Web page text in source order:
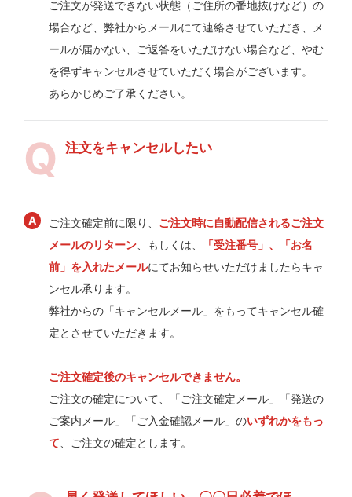
ご注文が発送できない状態（ご住所の番地抜けなど）の
場合など、弊社からメールにて連絡させていただき、メ
ールが届かない、ご返答をいただけない場合など、やむ
を得ずキャンセルさせていただく場合がございます。
あらかじめご了承ください。
注文をキャンセルしたい
ご注文確定前に限り、 ご注文時に自動配信されるご注文
メールのリターン、もしくは、
「受注番号」、「お名
前」を入れたメールにてお知らせいただけましたらキャ
ンセル承ります。
弊社からの「キャンセルメール」をもってキャンセル確
定とさせていただきます。
ご注文確定後のキャンセルできません。
ご注文の確定について、「ご注文確定メール」「発送の
ご案内メール」「ご入金確認メール」のいずれかをもっ
て、ご注文の確定とします。